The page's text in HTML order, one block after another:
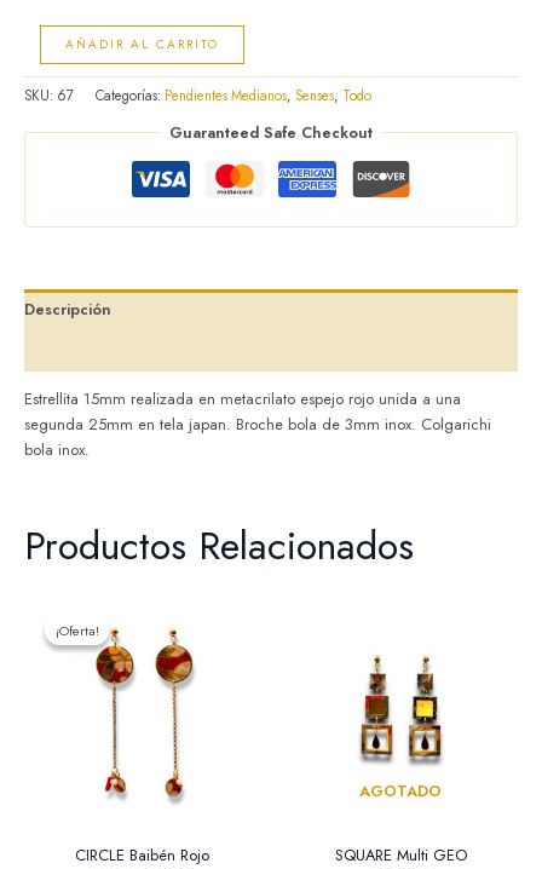
AÑADIR AL CARRITO
SKU: 67 Categorías: Pendientes Medianos, Senses, Todo
Guaranteed Safe Checkout
Descripción
Estrellita 15mm realizada en metacrilato espejo rojo unida a una
segunda 25mm en tela japan. Broche bola de 3mm inox. Colgarichi
bola inox.
Productos Relacionados
¡Oferta!
¡Oferta!
CIRCLE Baibén Rojo
original
era:
24,00 €.19,00 €.
AGOTADO
SQUARE Multi GEO